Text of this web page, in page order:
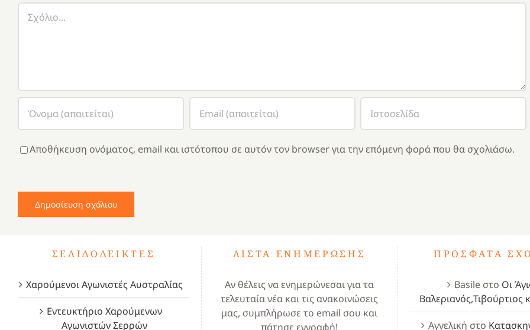
Αποθήκευση ονόματος, email και ιστότοπου σε αυτόν τον browser για την επόμενη φορά που θα σχολιάσω.
ΣΕΛΙΔΟΔΕΊΚΤΕΣ
Χαρούμενοι Αγωνιστές Αυστραλίας
Εντευκτήριο Χαρούμενων
Αγωνιστών Σερρών
ΛΊΣΤΑ ΕΝΗΜΈΡΩΣΗΣ
Αν θέλεις να ενημερώνεσαι για τα
τελευταία νέα και τις ανακοινώσεις
μας, συμπλήρωσε το email σου και
πάτησε εγγραφή!
ΠΡΌΣΦΑΤΑ
Basileστο Οι
Βαλεριανός,Τιβούρτιος
Αγγελική στο